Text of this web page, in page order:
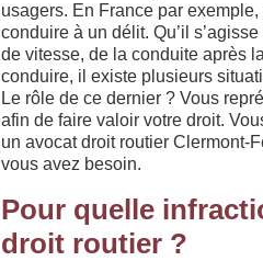
usagers. En France par
conduire à un délit. Qu’il
de vitesse, de la conduite après
conduire, il existe plusieurs
Le rôle de ce dernier ? Vous
afin de faire valoir votre droit.
un avocat droit routier Clermont-
vous avez besoin.
Pour quelle
droit routier ?